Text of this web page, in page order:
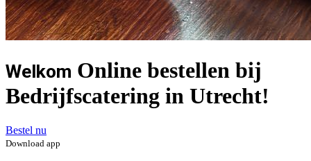
Welkom Online bestellen bij
Bedrijfscatering in Utrecht!
Bestel nu
Download app